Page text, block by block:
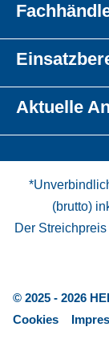
Aktuelle
(brutto)
Der
© 2025 - 2026
Cookies